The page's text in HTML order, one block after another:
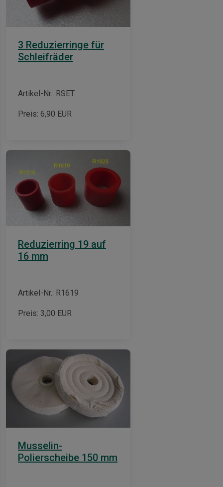
3 Reduzierringe für
Schleifräder
Artikel-Nr.: RSET
Preis: 6,90 EUR
Reduzierring 19 auf
16 mm
Artikel-Nr.: R1619
Preis: 3,00 EUR
Musselin-
Polierscheibe 150 mm